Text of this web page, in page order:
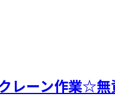
レーン作業☆